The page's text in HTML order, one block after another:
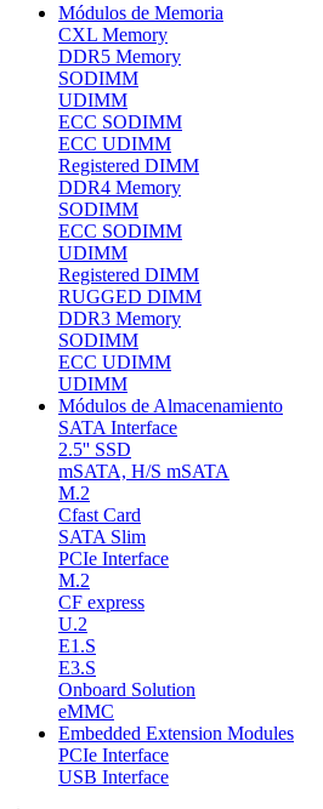
Módulos de Memoria
CXL Memory
DDR5 Memory
SODIMM
UDIMM
ECC SODIMM
ECC UDIMM
Registered DIMM
DDR4 Memory
SODIMM
ECC SODIMM
UDIMM
Registered DIMM
RUGGED DIMM
DDR3 Memory
SODIMM
ECC UDIMM
UDIMM
Módulos de Almacenamiento
SATA Interface
2.5'' SSD
mSATA, H/S mSATA
M.2
Cfast Card
SATA Slim
PCIe Interface
M.2
CF express
U.2
E1.S
E3.S
Onboard Solution
eMMC
Embedded Extension Modules
PCIe Interface
USB Interface